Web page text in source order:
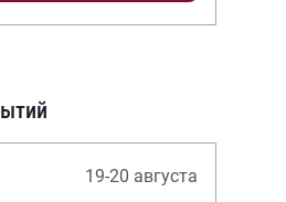
19-20 августа